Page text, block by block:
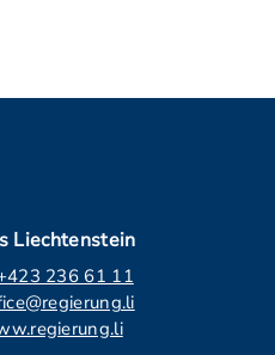
Liechtenstein
236 61 11